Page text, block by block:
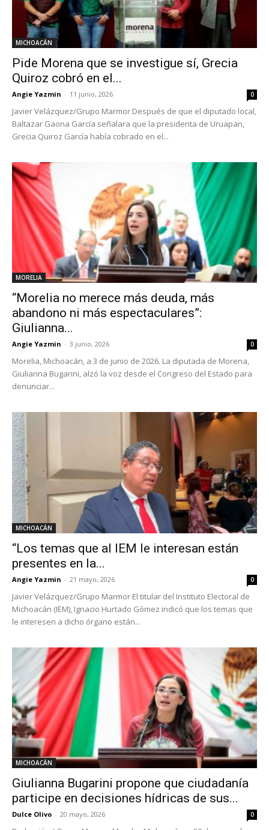
MICHOACÁN
Pide Morena que se investigue sí, Grecia
Quiroz cobró en el...
Angie Yazmin - 11 junio, 2026 0
Javier Velázquez/Grupo Marmor Después de que el diputado local,
Baltazar Gaona García señalara que la presidenta de Uruapan,
Grecia Quiroz García había cobrado en el...
MORELIA
“Morelia no merece más deuda, más
abandono ni más espectaculares”:
Giulianna...
Angie Yazmin - 3 junio, 2026 0
Morelia, Michoacán, a 3 de junio de 2026. La diputada de Morena,
Giulianna Bugarini, alzó la voz desde el Congreso del Estado para
denunciar...
MICHOACÁN
“Los temas que al IEM le interesan están
presentes en la...
Angie Yazmin - 21 mayo, 2026 0
Javier Velázquez/Grupo Marmor El titular del Instituto Electoral de
Michoacán (IEM), Ignacio Hurtado Gómez indicó que los temas que
le interesen a dicho órgano están...
MICHOACÁN
Giulianna Bugarini propone que ciudadanía
participe en decisiones hídricas de sus...
Dulce Olivo - 20 mayo, 2026 0